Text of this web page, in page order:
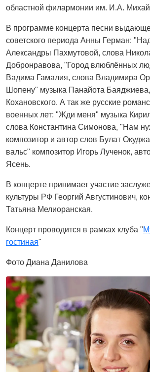
областной филармонии им. И.А.
В программе концерта песни
советского периода Анны Герман:
Александры Пахмутовой, слова
Добронравова, "Город влюблённых
Вадима Гамалия, слова Владимира
Шопену" музыка Панайота
Кохановского. А так же русские
военных лет: "Жди меня" музыка
слова Константина Симонова, "Нам
композитор и автор слов Булат
вальс" композитор Игорь Лученок,
Ясень.
В концерте принимает участие
культуры РФ Георгий Августинович,
Татьяна Мелиоранская.
Концерт проводится в рамках клуба "
гостиная"
Фото Диана Данилова